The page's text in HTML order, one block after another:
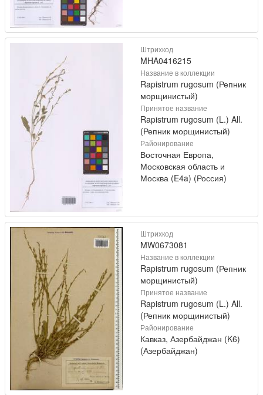
Штрихкод
MHA0416215
Название в коллекции
Rapistrum rugosum (Репник
морщинистый)
Принятое название
Rapistrum rugosum (L.) All.
(Репник морщинистый)
Районирование
Восточная Европа,
Московская область и
Москва (E4a) (Россия)
Штрихкод
MW0673081
Название в коллекции
Rapistrum rugosum (Репник
морщинистый)
Принятое название
Rapistrum rugosum (L.) All.
(Репник морщинистый)
Районирование
Кавказ, Азербайджан (K6)
(Азербайджан)